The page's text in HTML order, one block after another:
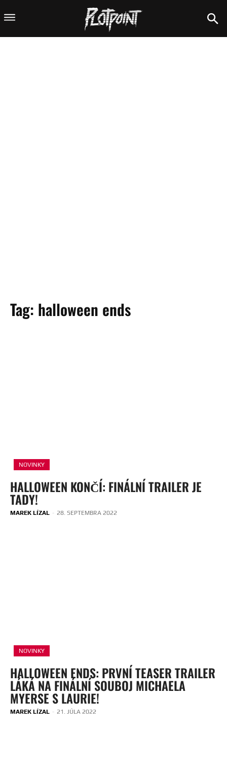
Tag: halloween ends
NOVINKY
HALLOWEEN KONČÍ: FINÁLNÍ TRAILER JE
TADY!
MAREK LÍZAL - 28. SEPTEMBRA 2022
NOVINKY
HALLOWEEN ENDS: PRVNÍ TEASER TRAILER
LÁKÁ NA FINÁLNÍ SOUBOJ MICHAELA
MYERSE S LAURIE!
MAREK LÍZAL - 21. JÚLA 2022